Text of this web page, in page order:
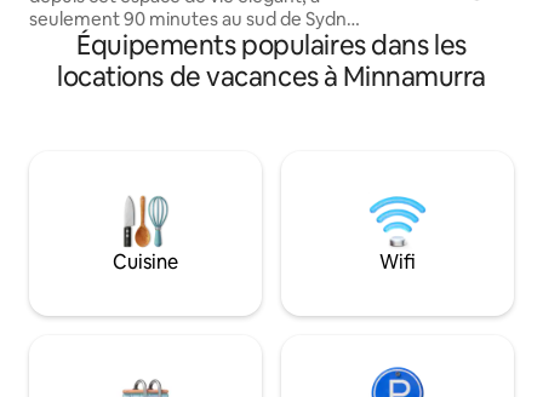
seulement 90 minutes au sud de Sydney
et à 700 mètres à pied de Seven Mile
Beach. Ouvrez les portes-fenêtres pour
sentir la brise de l'océan et étendez
salon extérieur, vous aurez l'embarras
du choix pour vous réunir. Votre toutou
peut courir librement dans la cour
herbeuse entièrement clôturée et
région où les chiens sont acceptés.
terrasse pour
couchers de
la détente.
et Berry sur la
Galles du Sud. À
la plage, vous
des millions de
Équipements populaires dans les
locations de vacances à Minnamurra
Cuisine Wifi